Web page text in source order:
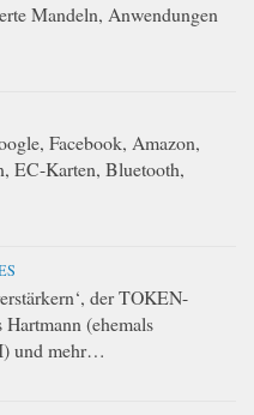
Mandeln, Anwendungen
Facebook, Amazon,
EC-Karten, Bluetooth,
der TOKEN-
(ehemals
und mehr…